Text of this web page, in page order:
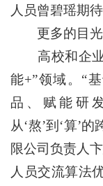
人员曾碧瑶期待
更多的目光
高校和企业
能+”领域。“
品、赋能研
从‘熬’到‘算’
限公司负责人
人员交流算法